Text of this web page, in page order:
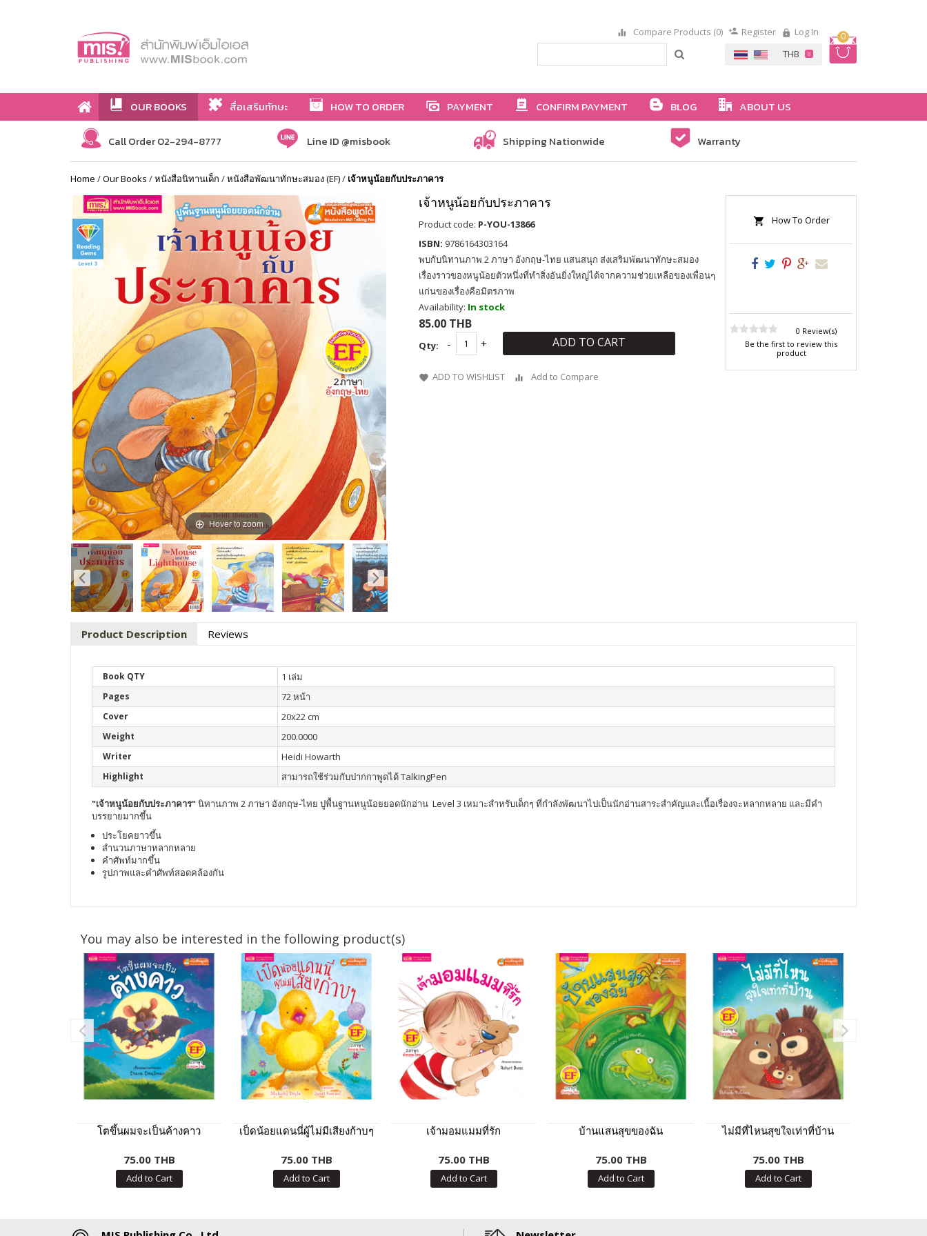
0
Compare Products (0) Register Log In
OUR BOOKS สื่อเสริมทักษะ HOW TO ORDER PAYMENT CONFIRM PAYMENT BLOG ABOUT US
Call Order 02-294-8777 Line ID @misbook Shipping Nationwide Warranty
Home /Our Books /หนังสือนิทานเด็ก /หนังสือพัฒนาทักษะสมอง (EF)/ เจ้าหนูน้อยกับประภาคาร
Hover to zoom
เจ้าหนูน้อยกับประภาคาร
Product code: P-YOU-13866
ISBN: 9786164303164
พบกับนิทานภาพ 2 ภาษา อังกฤษ-ไทย แสนสนุก ส่งเสริมพัฒนาทักษะสมอง
เรื่องราวของหนูน้อยตัวหนึ่งที่ทำสิ่งอันยิ่งใหญ่ได้จากความช่วยเหลือของเพื่อนๆ
แก่นของเรื่องคือมิตรภาพ
Availability: In stock
85.00 THB
Qty: ADD TO CART
ADD TO WISHLIST Add to Compare
How To Order
0 Review(s)
Be the first to review this
product
Product Description Reviews
Book QTY 1 เล่ม
Pages 72 หน้า
Cover 20x22 cm
Weight 200.0000
Writer Heidi Howarth
Highlight สามารถใช้ร่วมกับปากกาพูดได้ TalkingPen
"เจ้าหนูน้อยกับประภาคาร"นิทานภาพ 2 ภาษา อังกฤษ-ไทย ปูพื้นฐานหนูน้อยยอดนักอ่าน Level 3 เหมาะสำหรับเด็กๆ ที่กำลังพัฒนาไปเป็นนักอ่านสาระสำคัญและเนื้อเรื่องจะหลากหลาย และมีคำ
บรรยายมากขึ้น
ประโยคยาวขึ้น
สำนวนภาษาหลากหลาย
คำศัพท์มากขึ้น
รูปภาพและคำศัพท์สอดคล้องกัน
You may also be interested in the following product(s)
โตขึ้นผมจะเป็นค้างคาว
75.00 THB
Add to Cart
เป็ดน้อยแดนนี่ผู้ไม่มีเสียงก้าบๆ
75.00 THB
Add to Cart
เจ้ามอมแมมที่รัก
75.00 THB
Add to Cart
บ้านแสนสุขของฉัน
75.00 THB
Add to Cart
ไม่มีที่ไหนสุขใจเท่าที่บ้าน
75.00 THB
Add to Cart